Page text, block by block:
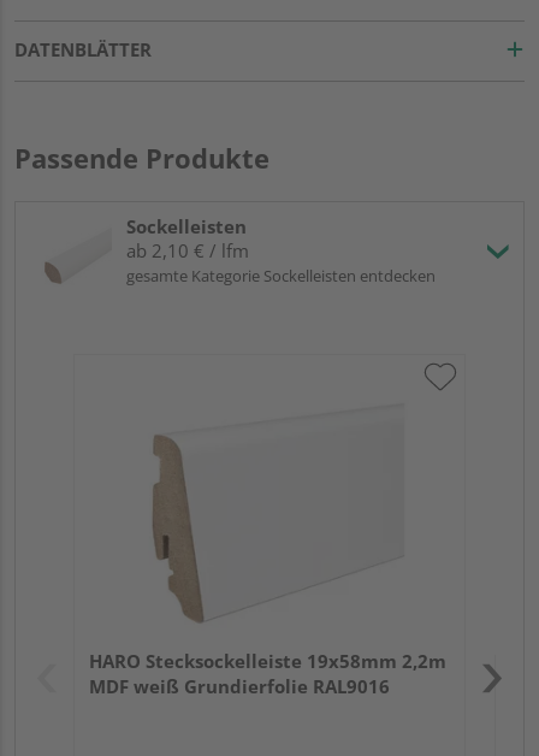
DATENBLÄTTER
Passende Produkte
Sockelleisten
ab 2,10 € / lfm
gesamte Kategorie Sockelleisten entdecken
HARO Stecksockelleiste 19x58mm 2,2m
MDF weiß Grundierfolie RAL9016